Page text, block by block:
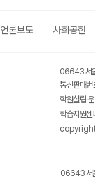
언론보도 사회공헌
06643 서
통신판매
학원설립·
학습지원
06643 서